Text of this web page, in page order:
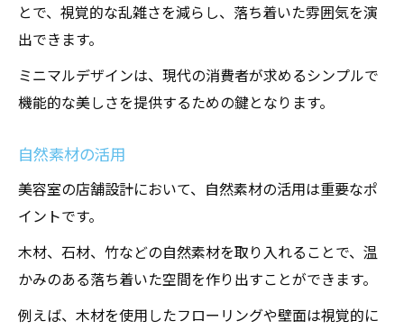
とで、視覚的な乱雑さを減らし、落ち着いた雰囲気を演
出できます。
ミニマルデザインは、現代の消費者が求めるシンプルで
機能的な美しさを提供するための鍵となります。
自然素材の活用
美容室の店舗設計において、自然素材の活用は重要なポ
イントです。
木材、石材、竹などの自然素材を取り入れることで、温
かみのある落ち着いた空間を作り出すことができます。
例えば、木材を使用したフローリングや壁面は視覚的に